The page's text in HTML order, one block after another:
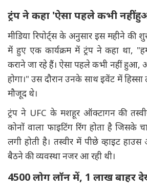
ट्रंप ने कहा 'ऐसा पहले कभी नहीं
मीडिया रिपोर्ट्स के अनुसार इस महीने
में हुए एक कार्यक्रम में ट्रंप ने कहा था,
कराने जा रहे हैं। ऐसा पहले कभी नहीं हुआ,
होगा।" उस दौरान उनके साथ इवेंट में
मौजूद थे।
ट्रंप ने UFC के मशहूर ऑक्टागन की
कोनों वाला फाइटिंग रिंग होता है जिसके
लगी होती है। तस्वीर में पीछे व्हाइट
बैठने की व्यवस्था नजर आ रही थी।
4500 लोग लॉन में, 1 लाख बाहर